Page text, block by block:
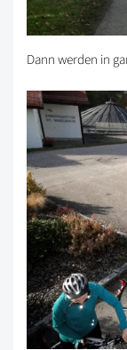
Dann werden in